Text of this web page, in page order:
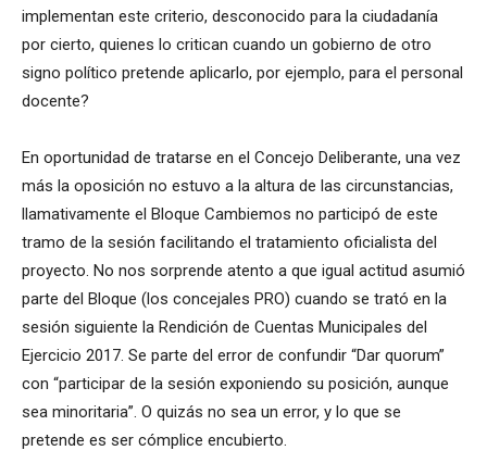
implementan este criterio, desconocido para la ciudadanía
por cierto, quienes lo critican cuando un gobierno de otro
signo político pretende aplicarlo, por ejemplo, para el personal
docente?
En oportunidad de tratarse en el Concejo Deliberante, una vez
más la oposición no estuvo a la altura de las circunstancias,
llamativamente el Bloque Cambiemos no participó de este
tramo de la sesión facilitando el tratamiento oficialista del
proyecto. No nos sorprende atento a que igual actitud asumió
parte del Bloque (los concejales PRO) cuando se trató en la
sesión siguiente la Rendición de Cuentas Municipales del
Ejercicio 2017. Se parte del error de confundir “Dar quorum”
con “participar de la sesión exponiendo su posición, aunque
sea minoritaria”. O quizás no sea un error, y lo que se
pretende es ser cómplice encubierto.